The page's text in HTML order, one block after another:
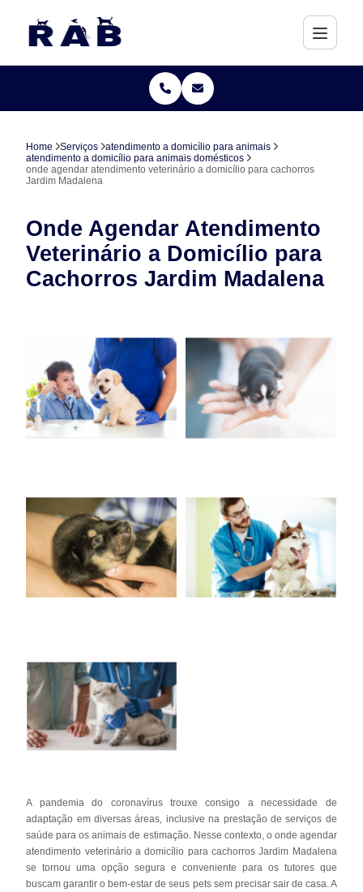
Home Serviços
atendimento a domicílio para animais
atendimento a domicílio para animais domésticos
onde agendar atendimento veterinário a domicílio para cachorros
Jardim Madalena
Onde Agendar Atendimento
Veterinário a Domicílio para
Cachorros Jardim Madalena
A pandemia do coronavírus trouxe consigo a necessidade de
adaptação em diversas áreas, inclusive na prestação de serviços de
saúde para os animais de estimação. Nesse contexto, o onde agendar
atendimento veterinário a domicílio para cachorros Jardim Madalena
se tornou uma opção segura e conveniente para os tutores que
buscam garantir o bem-estar de seus pets sem precisar sair de casa. A